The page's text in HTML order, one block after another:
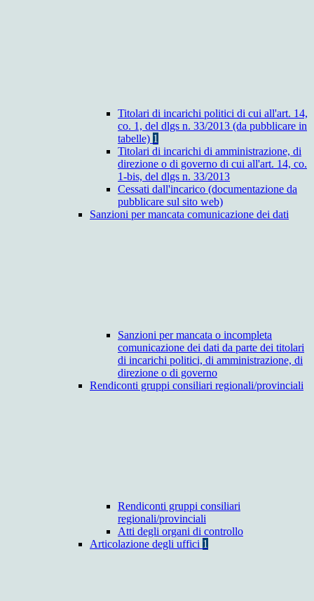
Titolari di incarichi politici di cui all'art. 14,
co. 1, del dlgs n. 33/2013 (da pubblicare in
tabelle) 1
Titolari di incarichi di amministrazione, di
direzione o di governo di cui all'art. 14, co.
1-bis, del dlgs n. 33/2013
Cessati dall'incarico (documentazione da
pubblicare sul sito web)
Sanzioni per mancata comunicazione dei dati
Sanzioni per mancata o incompleta
comunicazione dei dati da parte dei titolari
di incarichi politici, di amministrazione, di
direzione o di governo
Rendiconti gruppi consiliari regionali/provinciali
Rendiconti gruppi consiliari
regionali/provinciali
Atti degli organi di controllo
Articolazione degli uffici 1